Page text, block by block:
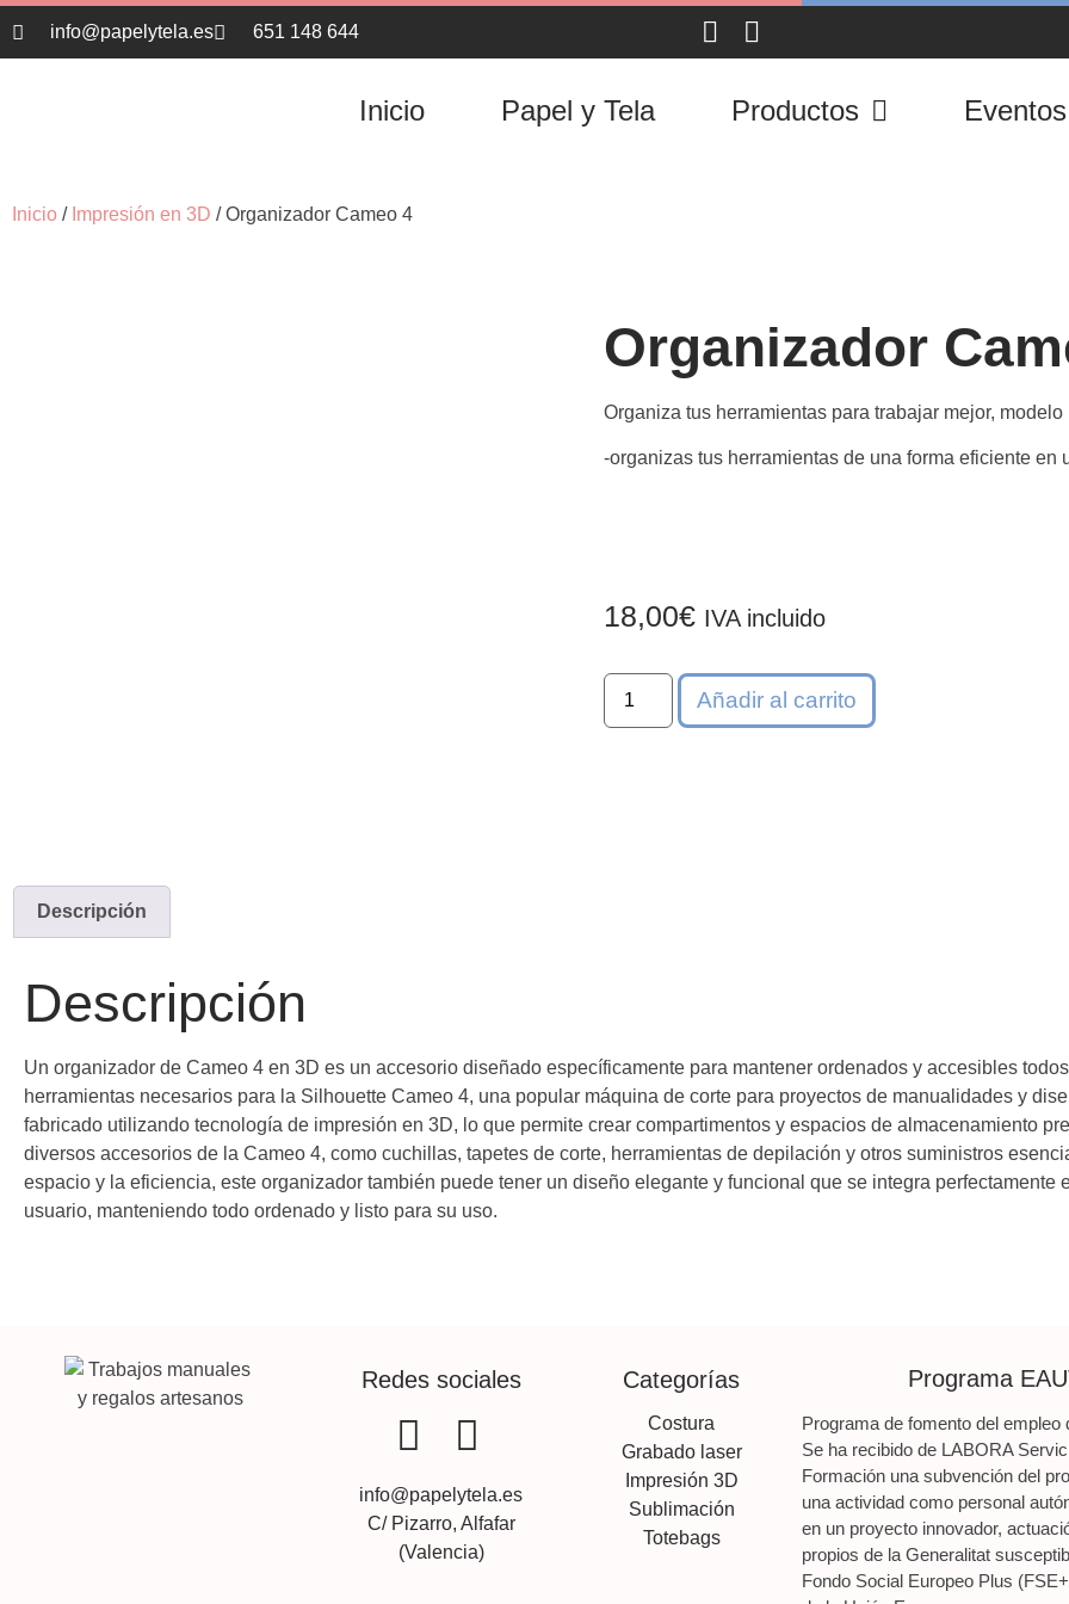
info@papelytela.es 651 148 644
Inicio Papel y Tela Productos Eventos
Inicio / Impresión en 3D / Organizador Cameo 4
Organizador
Organiza tus herramientas para trabajar mejor,
-organizas tus herramientas de una forma eficiente en
18,00€ IVA incluido
Añadir al carrito
Descripción
Descripción
Un organizador de Cameo 4 en 3D es un accesorio diseñado específicamente para mantener ordenados y accesibles
herramientas necesarios para la Silhouette Cameo 4, una popular máquina de corte para proyectos de manualidades y
fabricado utilizando tecnología de impresión en 3D, lo que permite crear compartimentos y espacios de almacenamiento
diversos accesorios de la Cameo 4, como cuchillas, tapetes de corte, herramientas de depilación y otros suministros
espacio y la eficiencia, este organizador también puede tener un diseño elegante y funcional que se integra perfectamente
usuario, manteniendo todo ordenado y listo para su uso.
Redes sociales
info@papelytela.es
C/ Pizarro, Alfafar
(Valencia)
Categorías
Costura
Grabado laser
Impresión 3D
Sublimación
Totebags
Programa
Programa de fomento del empleo
Se ha recibido de LABORA
Formación una subvención del
una actividad como personal
en un proyecto innovador,
propios de la Generalitat
Fondo Social Europeo Plus